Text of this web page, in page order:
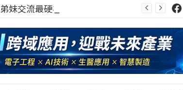
妹交流最硬核的技術